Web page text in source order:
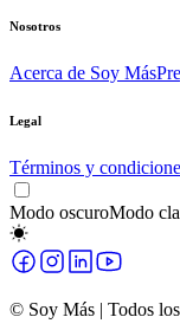
Nosotros
Acerca de Soy Más
Legal
Términos y
Modo oscuroModo
© Soy Más | Todos